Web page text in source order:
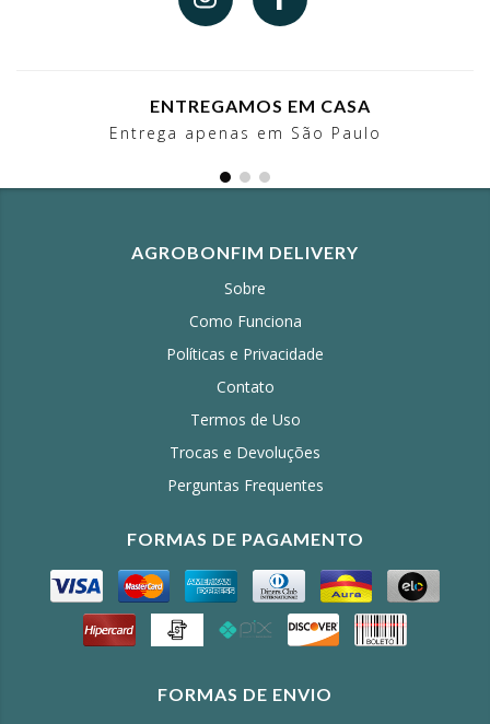
ENTREGAMOS EM CASA
Entrega apenas em São Paulo
AGROBONFIM DELIVERY
Sobre
Como Funciona
Políticas e Privacidade
Contato
Termos de Uso
Trocas e Devoluções
Perguntas Frequentes
FORMAS DE PAGAMENTO
FORMAS DE ENVIO